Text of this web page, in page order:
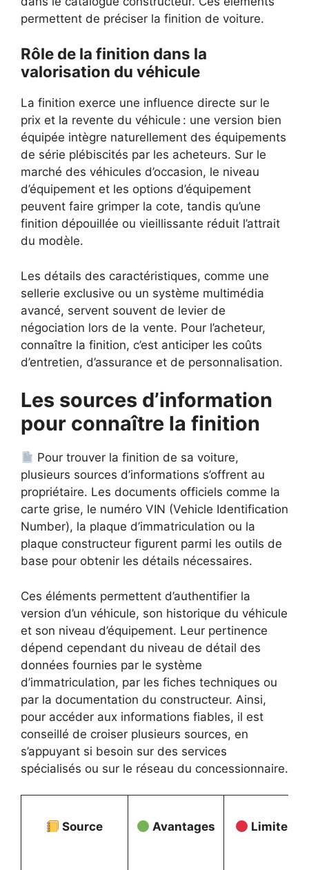
permettent de préciser la finition de voiture.
Rôle de la finition dans la
valorisation du véhicule
La finition exerce une influence directe sur le
prix et la revente du véhicule : une version bien
équipée intègre naturellement des équipements
de série plébiscités par les acheteurs. Sur le
marché des véhicules d’occasion, le niveau
d’équipement et les options d’équipement
peuvent faire grimper la cote, tandis qu’une
finition dépouillée ou vieillissante réduit l’attrait
du modèle.
Les détails des caractéristiques, comme une
sellerie exclusive ou un système multimédia
avancé, servent souvent de levier de
négociation lors de la vente. Pour l’acheteur,
connaître la finition, c’est anticiper les coûts
d’entretien, d’assurance et de personnalisation.
Les sources d’information
pour connaître la finition
Pour trouver la finition de sa voiture,
plusieurs sources d’informations s’offrent au
propriétaire. Les documents officiels comme la
carte grise, le numéro VIN (Vehicle Identification
Number), la plaque d’immatriculation ou la
plaque constructeur figurent parmi les outils de
base pour obtenir les détails nécessaires.
Ces éléments permettent d’authentifier la
version d’un véhicule, son historique du véhicule
et son niveau d’équipement. Leur pertinence
dépend cependant du niveau de détail des
données fournies par le système
d’immatriculation, par les fiches techniques ou
par la documentation du constructeur. Ainsi,
pour accéder aux informations fiables, il est
conseillé de croiser plusieurs sources, en
s’appuyant si besoin sur des services
spécialisés ou sur le réseau du concessionnaire.
Source Avantages Limites